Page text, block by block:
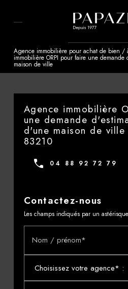
Agence immobilière pour achat de bien /
immobilière ORPI pour faire une
maison de ville
Agence immobilière
une demande
d'une maison de ville
83210
04 88 92 72 79
Contactez-nous
Les champs indiqués par un
Nom / prénom*